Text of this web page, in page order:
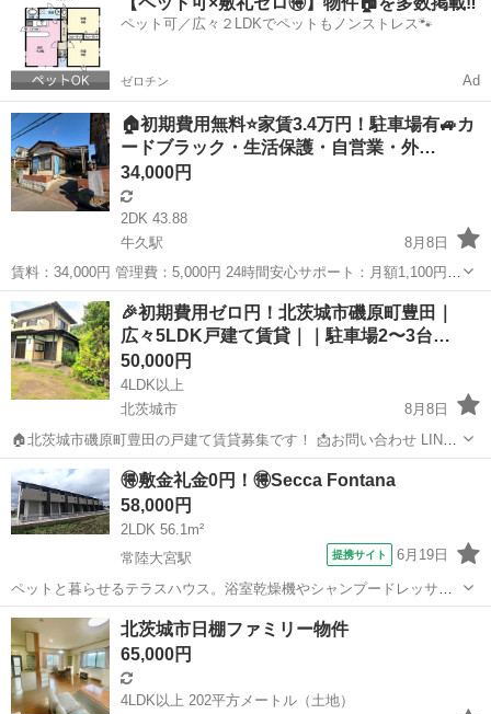
円 敷金 ：0円 礼金 ：0円 日割...
ペット可／広々２LDKでペットもノンストレス🐾
ゼロチン Ad
🏠初期費用無料⭐家賃3.4万円！駐車場有🚙カ
ードブラック・生活保護・自営業・外…
34,000円
2DK 43.88
牛久駅
8月8日
賃料：34,000円 管理費：5,000円 24時間安心サポート：月額1,100円
火災保険料：月額800円 【🐤初期費用無料🐤】 仲介手数料 ：0
円 敷金 ：0円 礼金 ：0円 日割...
茨城 牛久市 牛久駅 一戸建て 初期
🎉初期費用ゼロ円！北茨城市磯原町豊田｜
広々5LDK戸建て賃貸｜｜駐車場2〜3台…
50,000円
4LDK以上
北茨城市
8月8日
🏠北茨城市磯原町豊田の戸建て賃貸募集です！ 📩お問い合わせ LINE
はこちらです。 https://lin.ee/sKXoFIF 北茨城市磯原町豊田にある、
5LDK・2階建ての戸建て賃貸です。 土地...
茨城 北茨城市 一戸建て 初期
🉐敷金礼金0円！🉐Secca Fontana
58,000円
2LDK 56.1m²
常陸大宮駅
提携サイト 6月19日
ペットと暮らせるテラスハウス。浴室乾燥機やシャンプードレッサー
など設備も充実しています。
茨城 常陸大宮市 常陸大宮駅 一戸建て
北茨城市日棚ファミリー物件
65,000円
4LDK以上 202平方メートル（土地）